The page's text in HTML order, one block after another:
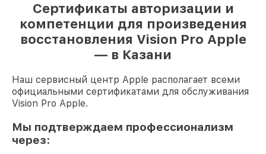
Сертификаты авторизации и
компетенции для произведения
восстановления Vision Pro Apple
— в Казани
Наш сервисный центр Apple располагает всеми
официальными сертификатами для обслуживания
Vision Pro Apple.
Мы подтверждаем профессионализм
через: